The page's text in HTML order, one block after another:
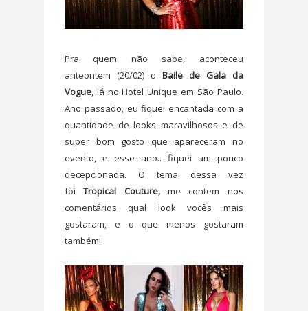
Pra quem não sabe, aconteceu
anteontem (20/02) o Baile de Gala da
Vogue, lá no Hotel Unique em São Paulo.
Ano passado, eu fiquei encantada com a
quantidade de looks maravilhosos e de
super bom gosto que apareceram no
evento, e esse ano.. fiquei um pouco
decepcionada. O tema dessa vez
foiTropical Couture,me contem nos
comentários qual look vocês mais
gostaram, e o que menos gostaram
também!